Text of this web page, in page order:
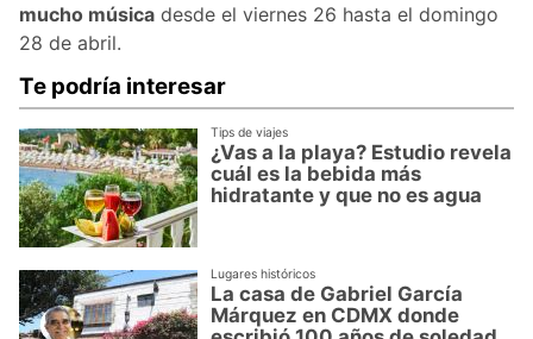
mucho música desde el viernes 26 hasta el domingo
28 de abril.
Te podría interesar
Tips de viajes
¿Vas a la playa? Estudio revela
cuál es la bebida más
hidratante y que no es agua
Lugares históricos
La casa de Gabriel García
Márquez en CDMX donde